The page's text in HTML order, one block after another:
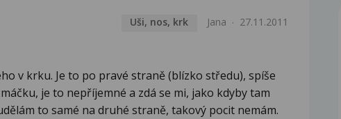
Uši, nos, krk Jana 27.11.2011
v krku. Je to po pravé straně (blízko středu), spíše
je to nepříjemné a zdá se mi, jako kdyby tam
to samé na druhé straně, takový pocit nemám.